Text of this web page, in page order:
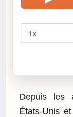
Depuis les
États-Unis